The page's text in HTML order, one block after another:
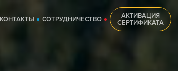
КОНТАКТЫ СОТРУДНИЧЕСТВО
АКТИВАЦИЯ
СЕРТИФИКАТА